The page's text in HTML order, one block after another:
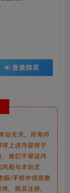
登录购买
站无关，所有内
上述内容用于
我们不保证内
险与本站无
脑/手机中彻底删
，购买注册，